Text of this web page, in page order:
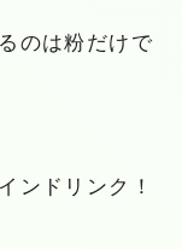
のは粉だけで
ンドリンク！